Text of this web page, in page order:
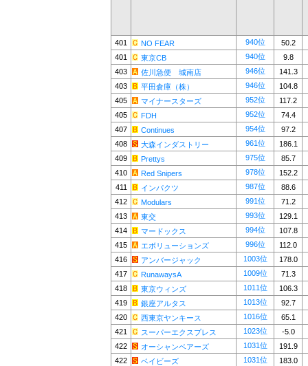
401 NO FEAR 940位
50.2
401
東京CB 940位
9.8
403
佐川急便 城南店 946位
141.3
403
平田倉庫（株） 946位
104.8
405
マイナースターズ 952位
117.2
405
FDH 952位
74.4
407
Continues 954位
97.2
408
大森インダストリー 961位
186.1
409
Prettys 975位
85.7
410
Red Snipers 978位
152.2
411
インパクツ 987位
88.6
412
Modulars 991位
71.2
413
東交 993位
129.1
414
マードックス 994位
107.8
415
エボリューションズ 996位
112.0
416
アンバージャック 1003位
178.0
417
RunawaysA 1009位
71.3
418
東京ウィンズ 1011位
106.3
419
銀座アルタス 1013位
92.7
420
西東京ヤンキース 1016位
65.1
421
スーパーエクスプレス 1023位
-5.0
422
オーシャンベアーズ 1031位
191.9
422
ベイビーズ 1031位
183.0